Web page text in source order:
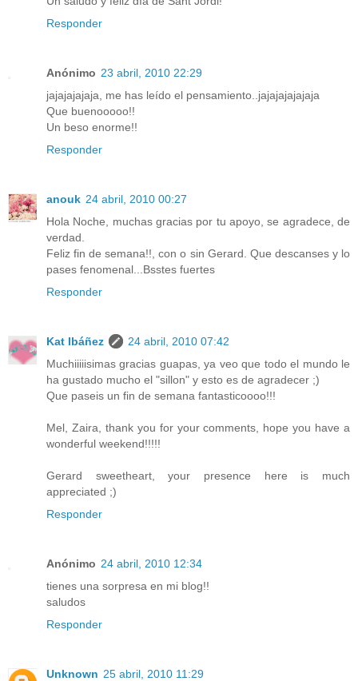
Responder
Anónimo 23 abril, 2010 22:29
jajajajajaja, me has leído el pensamiento..jajajajajajaja
Que buenooooo!!
Un beso enorme!!
Responder
anouk 24 abril, 2010 00:27
Hola Noche, muchas gracias por tu apoyo, se agradece, de
verdad.
Feliz fin de semana!!, con o sin Gerard. Que descanses y lo
pases fenomenal...Bsstes fuertes
Responder
Kat Ibáñez
24 abril, 2010 07:42
Muchiiiiisimas gracias guapas, ya veo que todo el mundo le
ha gustado mucho el "sillon" y esto es de agradecer ;)
Que paseis un fin de semana fantasticoooo!!!
Mel, Zaira, thank you for your comments, hope you have a
wonderful weekend!!!!!
Gerard sweetheart, your presence here is much
appreciated ;)
Responder
Anónimo 24 abril, 2010 12:34
tienes una sorpresa en mi blog!!
saludos
Responder
Unknown 25 abril, 2010 11:29